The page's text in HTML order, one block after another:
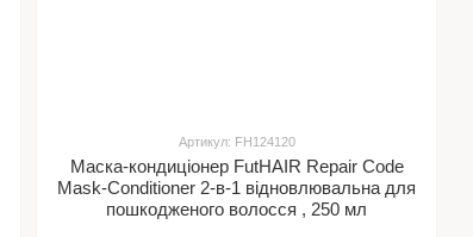
Артикул: FH124120
Маска-кондиціонер FutHAIR Repair Code
Mask-Conditioner 2-в-1 відновлювальна для
пошкодженого волосся , 250 мл